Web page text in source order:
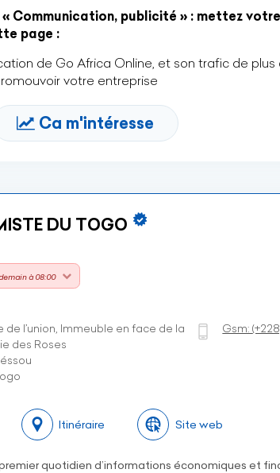
Communication, publicité » : mettez votre
page :
de Go Africa Online, et son trafic de plus
votre entreprise
Ca m'intéresse
DU TOGO
à 08:00
de l’union, Immeuble en face de la
des Roses
Gsm:
Itinéraire Site web
quotidien d’informations économiques et